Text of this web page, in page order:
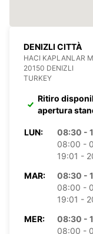
DENIZLI CITTÀ
HACI KAPLANLAR
20150 DENIZLI
TURKEY
Ritiro
apertura
LUN:
08:30 -
08:00 -
19:01 -
MAR:
08:30 -
08:00 -
19:01 -
MER:
08:30 -
08:00 -